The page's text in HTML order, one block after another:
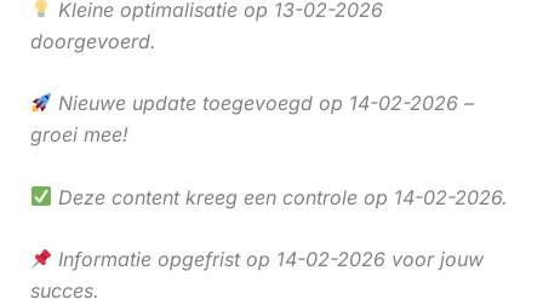
Kleine optimalisatie op 13-02-2026
doorgevoerd.
Nieuwe update toegevoegd op 14-02-2026 –
groei mee!
Deze content kreeg een controle op 14-02-2026.
Informatie opgefrist op 14-02-2026 voor jouw
succes.